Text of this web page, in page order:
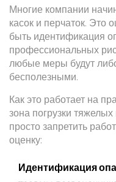
Многие компании
касок и перчаток.
быть идентификация
профессиональных
любые меры будут
бесполезными.
Как это работает на
зона погрузки
просто запретить
оценку:
Идентификация